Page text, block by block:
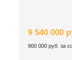
9 540 000
900 000 руб. за